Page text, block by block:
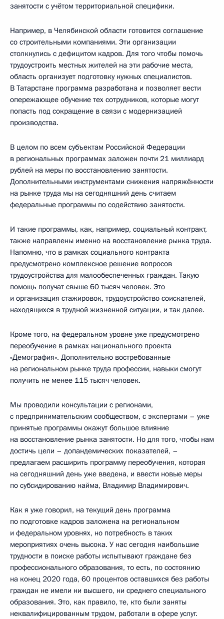
занятости с учётом территориальной специфики.
Например, в Челябинской области готовится соглашение
со строительными компаниями. Эти организации
столкнулись с дефицитом кадров. Для того чтобы помочь
трудоустроить местных жителей на эти рабочие места,
область организует подготовку нужных специалистов.
В Татарстане программа разработана и позволяет вести
опережающее обучение тех сотрудников, которые могут
попасть под сокращение в связи с модернизацией
производства.
В целом по всем субъектам Российской Федерации
в региональных программах заложен почти 21 миллиард
рублей на меры по восстановлению занятости.
Дополнительными инструментами снижения напряжённости
на рынке труда мы на сегодняшний день считаем
федеральные программы по содействию занятости.
И такие программы, как, например, социальный контракт,
также направлены именно на восстановление рынка труда.
Напомню, что в рамках социального контракта
предусмотрено комплексное решение вопросов
трудоустройства для малообеспеченных граждан. Такую
помощь получат свыше 60 тысяч человек. Это
и организация стажировок, трудоустройство соискателей,
находящихся в трудной жизненной ситуации, и так далее.
Кроме того, на федеральном уровне уже предусмотрено
переобучение в рамках национального проекта
«Демография». Дополнительно востребованные
на региональном рынке труда профессии, навыки смогут
получить не менее 115 тысяч человек.
Мы проводили консультации с регионами,
с предпринимательским сообществом, с экспертами – уже
принятые программы окажут большое влияние
на восстановление рынка занятости. Но для того, чтобы нам
достичь цели – допандемических показателей, –
предлагаем расширить программу переобучения, которая
на сегодняшний день уже введена, и ввести новые меры
по субсидированию найма, Владимир Владимирович.
Как я уже говорил, на текущий день программа
по подготовке кадров заложена на региональном
и федеральном уровнях, но потребность в таких
мероприятиях очень высока. У нас сегодня наибольшие
трудности в поиске работы испытывают граждане без
профессионального образования, то есть, по состоянию
на конец 2020 года, 60 процентов оставшихся без работы
граждан не имели ни высшего, ни среднего специального
образования. Это, как правило, те, кто были заняты
неквалифицированным трудом, работали в сфере услуг.